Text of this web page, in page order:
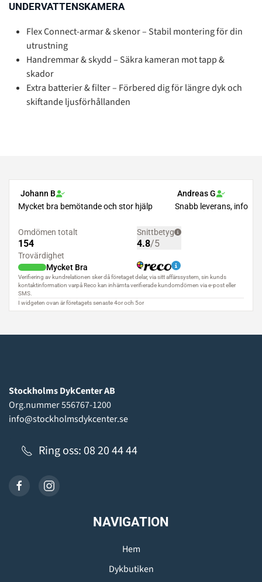
UNDERVATTENSKAMERA
Flex Connect-armar & skenor – Stabil montering för din
utrustning
Handremmar & skydd – Säkra kameran mot tapp &
skador
Extra batterier & filter – Förbered dig för längre dyk och
skiftande ljusförhållanden
Stockholms DykCenter AB
Org.nummer 556767-1200
info@stockholmsdykcenter.se
Ring oss: 08 20 44 44
NAVIGATION
Hem
Dykbutiken